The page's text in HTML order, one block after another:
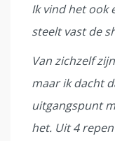
Ik vind het ook
steelt vast de
Van zichzelf
maar ik dacht
uitgangspunt
het. Uit 4